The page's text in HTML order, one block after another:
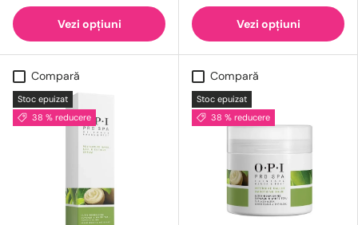
Vezi opțiuni Vezi opțiuni
Compară
Stoc epuizat
38 % reducere
Compară
Stoc epuizat
38 % reducere